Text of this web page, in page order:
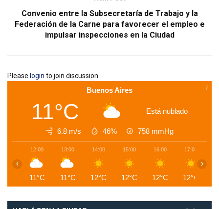
Convenio entre la Subsecretaría de Trabajo y la
Federación de la Carne para favorecer el empleo e
impulsar inspecciones en la Ciudad
Please login to join discussion
Buenos Aires
11°C Está nublado
6.8 m/s 46% 758 mmHg
12:00
11°C
13:00
11°C
14:00
12°C
15:00
12°C
16:00
12°C
17:00
12°C
‹ ›